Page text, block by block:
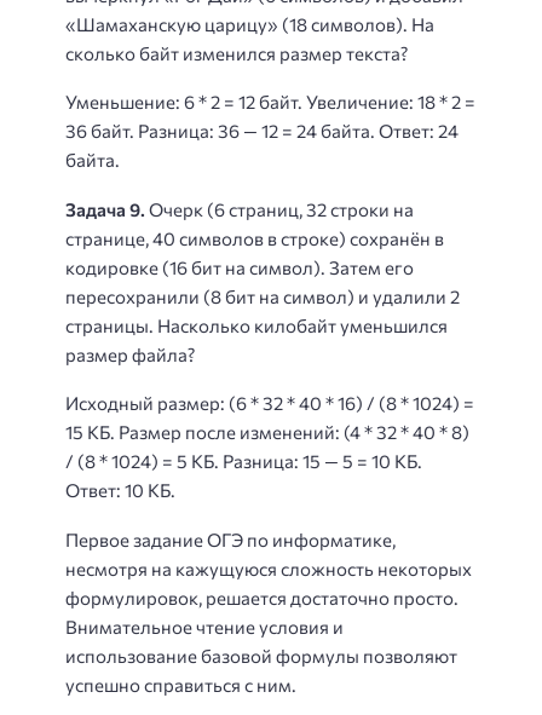
«Шамаханскую царицу» (18 символов). На
сколько байт изменился размер текста?
Уменьшение: 6 * 2 = 12 байт. Увеличение: 18 * 2 =
36 байт. Разница: 36 — 12 = 24 байта. Ответ: 24
байта.
Задача 9. Очерк (6 страниц, 32 строки на
странице, 40 символов в строке) сохранён в
кодировке (16 бит на символ). Затем его
пересохранили (8 бит на символ) и удалили 2
страницы. Насколько килобайт уменьшился
размер файла?
Исходный размер: (6 * 32 * 40 * 16) / (8 * 1024) =
15 КБ. Размер после изменений: (4 * 32 * 40 * 8)
/ (8 * 1024) = 5 КБ. Разница: 15 — 5 = 10 КБ.
Ответ: 10 КБ.
Первое задание ОГЭ по информатике,
несмотря на кажущуюся сложность некоторых
формулировок, решается достаточно просто.
Внимательное чтение условия и
использование базовой формулы позволяют
успешно справиться с ним.